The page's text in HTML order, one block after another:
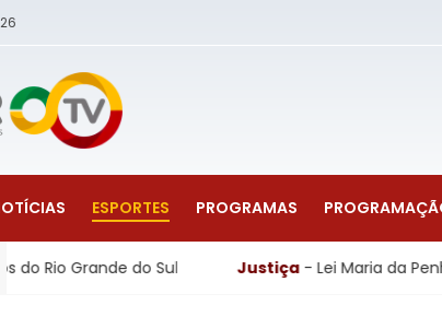
ESPORTES PROGRAMAS
do Sul Justiça - Lei Maria da Penha